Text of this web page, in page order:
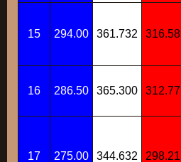
15 294.00 361.732 316.58
16 286.50 365.300 312.77
17 275.00 344.632 298.21